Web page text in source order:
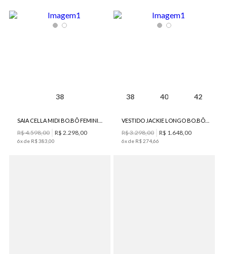
38
R$4.598,00 R$ 2.298,00
6x de R$383 00
38 40 42
R$3.298,00 R$ 1.648,00
6x de R$27466